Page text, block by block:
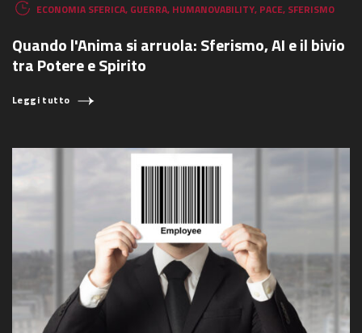
ECONOMIA SFERICA, GUERRA, HUMANOVABILITY, PACE, SFERISMO
Quando l'Anima si arruola: Sferismo, AI e il bivio
tra Potere e Spirito
Leggi tutto